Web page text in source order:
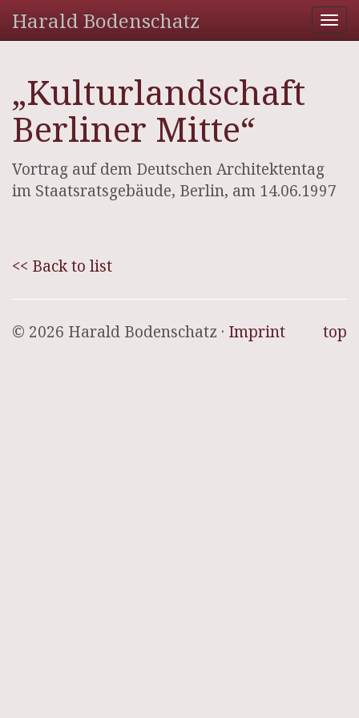
Harald Bodenschatz
„Kulturlandschaft
Berliner Mitte“
Vortrag auf dem Deutschen Architektentag
im Staatsratsgebäude, Berlin, am 14.06.1997
<< Back to list
top
© 2026 Harald Bodenschatz · Imprint